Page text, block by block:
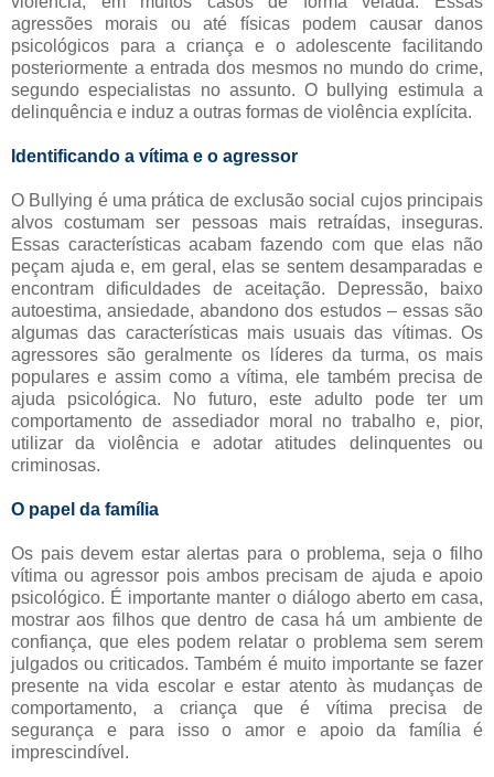
agressões morais ou até físicas podem causar danos
psicológicos para a criança e o adolescente facilitando
posteriormente a entrada dos mesmos no mundo do crime,
segundo especialistas no assunto. O bullying estimula a
delinquência e induz a outras formas de violência explícita.
Identificando a vítima e o agressor
O Bullying é uma prática de exclusão social cujos principais
alvos costumam ser pessoas mais retraídas, inseguras.
Essas características acabam fazendo com que elas não
peçam ajuda e, em geral, elas se sentem desamparadas e
encontram dificuldades de aceitação. Depressão, baixo
autoestima, ansiedade, abandono dos estudos – essas são
algumas das características mais usuais das vítimas. Os
agressores são geralmente os líderes da turma, os mais
populares e assim como a vítima, ele também precisa de
ajuda psicológica. No futuro, este adulto pode ter um
comportamento de assediador moral no trabalho e, pior,
utilizar da violência e adotar atitudes delinquentes ou
criminosas.
O papel da família
Os pais devem estar alertas para o problema, seja o filho
vítima ou agressor pois ambos precisam de ajuda e apoio
psicológico. É importante manter o diálogo aberto em casa,
mostrar aos filhos que dentro de casa há um ambiente de
confiança, que eles podem relatar o problema sem serem
julgados ou criticados. Também é muito importante se fazer
presente na vida escolar e estar atento às mudanças de
comportamento, a criança que é vítima precisa de
segurança e para isso o amor e apoio da família é
imprescindível.